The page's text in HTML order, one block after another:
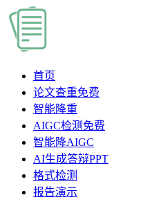
首页
论文查重免费
智能降重
AIGC检测 免费
智能降AIGC
AI生成答辩PPT
格式检测
报告演示